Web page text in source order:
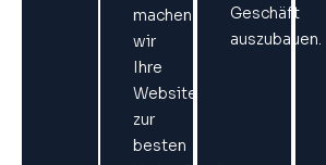
machen
wir
Ihre
Website
zur
besten
Geschäft
auszubauen.